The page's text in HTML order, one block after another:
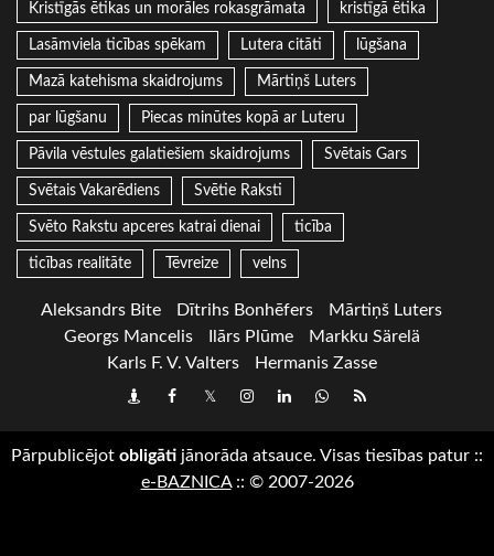
Kristīgās ētikas un morāles rokasgrāmata kristīgā ētika
Lasāmviela ticības spēkam Lutera citāti lūgšana
Mazā katehisma skaidrojums Mārtiņš Luters
par lūgšanu Piecas minūtes kopā ar Luteru
Pāvila vēstules galatiešiem skaidrojums Svētais Gars
Svētais Vakarēdiens Svētie Raksti
Svēto Rakstu apceres katrai dienai ticība
ticības realitāte Tēvreize velns
Aleksandrs Bite Dītrihs Bonhēfers
Mārtiņš Luters
Georgs Mancelis
Ilārs Plūme
Markku Särelä
Karls F. V. Valters
Hermanis Zasse
DraugiemFacebook
TwitterInstagram
LinkedInwhatsapp
RSS
Pārpublicējot obligāti jānorāda atsauce. Visas tiesības patur ::
e-BAZNICA:: © 2007-2026